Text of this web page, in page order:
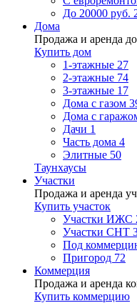
До 20000 руб.
Дома
Продажа и аренда
Купить дом
1-этажные 27
2-этажные 74
3-этажные 17
Дома с газом
Дома с
Дачи 1
Часть дома 4
Элитные 50
Таунхаусы
Участки
Продажа и аренда
Купить участок
Участки ИЖС
Участки СНТ
Под
Пригород 72
Коммерция
Продажа и аренда
Купить коммерцию